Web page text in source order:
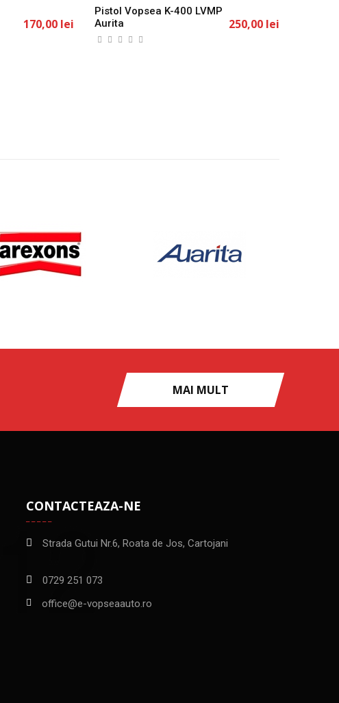
170,00 lei
Pistol Vopsea K-400 LVMP
Aurita
250,00 lei
MAI MULT
CONTACTEAZA-NE
Strada Gutui Nr.6, Roata de Jos, Cartojani
0729 251 073
office@e-vopseaauto.ro